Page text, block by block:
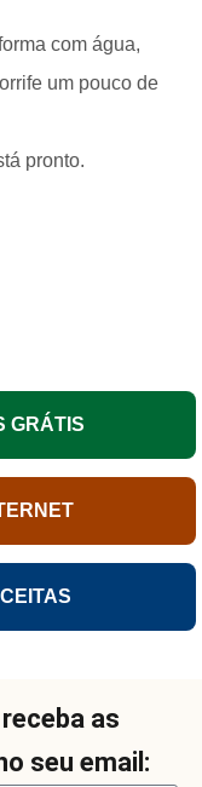
com água,
um pouco de
pronto.
GRÁTIS
as
seu email: